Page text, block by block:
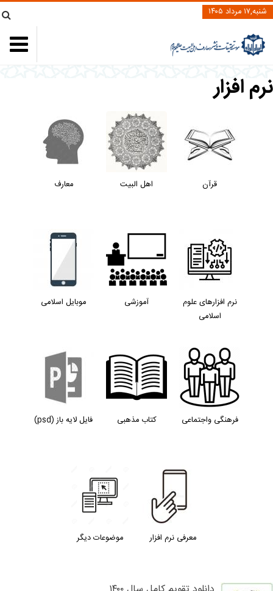
شنبه,۱۷ مرداد ۱۴۰۵
نرم افزار
قرآن اهل البیت معارف
نرم افزارهای علوم
اسلامی
آموزشی موبایل اسلامی
فرهنگی واجتماعی کتاب مذهبی فایل لایه باز (psd)
معرفی نرم افزار موضوعات دیگر